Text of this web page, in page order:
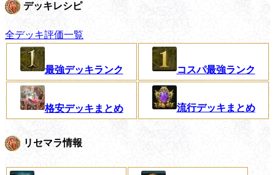
デッキレシピ
全デッキ評価一覧
最強デッキランク コスパ最強ランク
格安デッキまとめ 流行デッキまとめ
リセマラ情報